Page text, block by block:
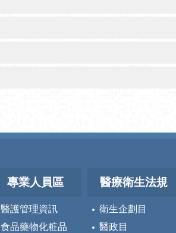
專業人員區
醫護管理資訊
食品藥物化粧品
醫療衛生法規
衛生企劃目
醫政目